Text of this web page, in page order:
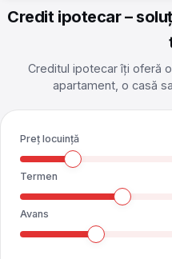
Liceul Da Vinci în
Complex Șahin
pentru relaxare și
Contactează pentru
Credit ipotecar –
Creditul ipotecar îți oferă
apartament, o casă
Preț locuință
Termen
Avans